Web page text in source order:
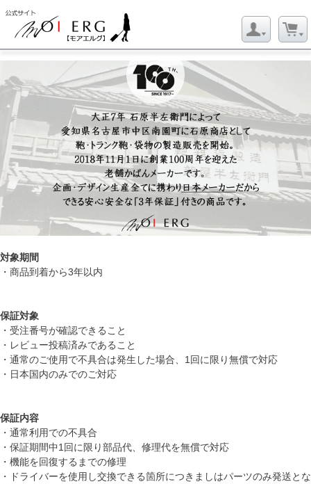
対象期間
・商品到着から3年以内
保証対象
・受注番号が確認できること
・レビュー投稿済みであること
・通常のご使用で不具合は発生した場合、1回に限り無償で対応
・日本国内のみでのご対応
保証内容
・通常利用での不具合
・保証期間中1回に限り部品代、修理代を無償で対応
・機能を回復するまでの修理
・ドライバーを使用し交換できる箇所につきましはパーツのみ発送とな